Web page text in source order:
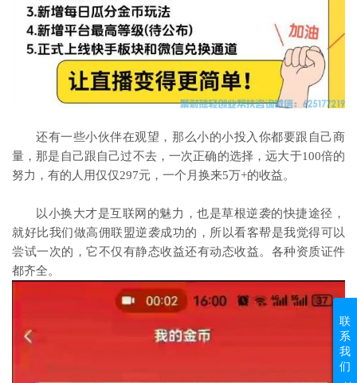
还有一些小伙伴在观望，那么小的小投入你都要跟自己商
量，那是自己跟自己过不去，一次正确的选择，远大于100倍的
努力，有的人用仅仅297元，一个月换来5万+的收益。
以小换大才是互联网的魅力，也是草根逆袭的快捷途径，
就好比我们做高佣联盟逆袭成功的，所以看客帮是我觉得可以
尝试一次的，它不仅有静态收益还有动态收益。各种资质证件
都齐全。
联
系
我
们